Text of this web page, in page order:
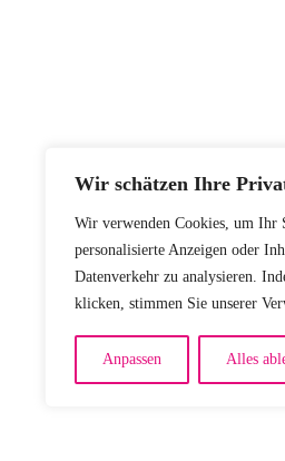
Wir schätzen Ihre
Wir verwenden Cookies, um Ihr
personalisierte Anzeigen oder
Datenverkehr zu analysieren.
klicken, stimmen Sie unserer
Anpassen Alles